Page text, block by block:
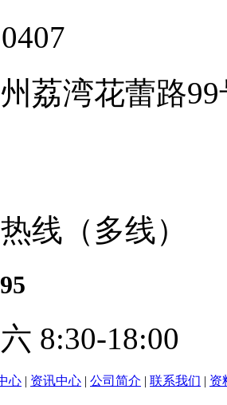
荔湾花蕾路
线（多线）
8:30-18:00
心 | 资讯中心 | 公司简介 | 联系我们 | 资